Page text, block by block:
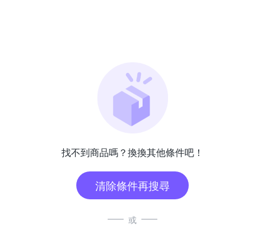
找不到商品嗎？換換其他條件吧！
清除條件再搜尋
或